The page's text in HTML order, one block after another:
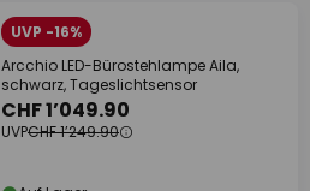
UVP -16%
Arcchio LED-Bürostehlampe Aila,
schwarz, Tageslichtsensor
CHF 1’049.90
UVPCHF 1’249.90